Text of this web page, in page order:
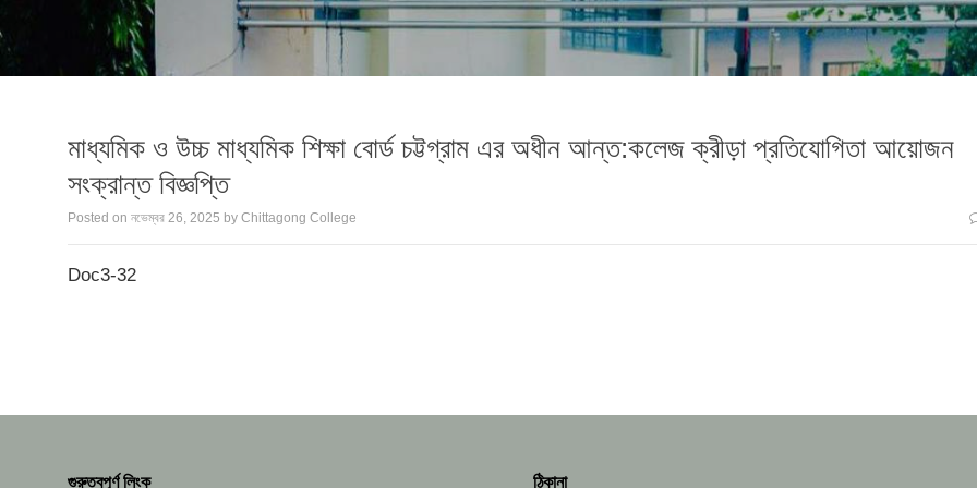
মাধ্যমিক ও উচ্চ মাধ্যমিক শিক্ষা বোর্ড চট্টগ্রাম এর অধীন আন্ত:কলেজ ক্রীড়া প্রতিযোগিতা আয়োজন
সংক্রান্ত বিজ্ঞপ্তি
Posted on নভেম্বর 26, 2025 by Chittagong College
Doc3-32
গুরুত্বপূর্ণ লিংক ঠিকানা